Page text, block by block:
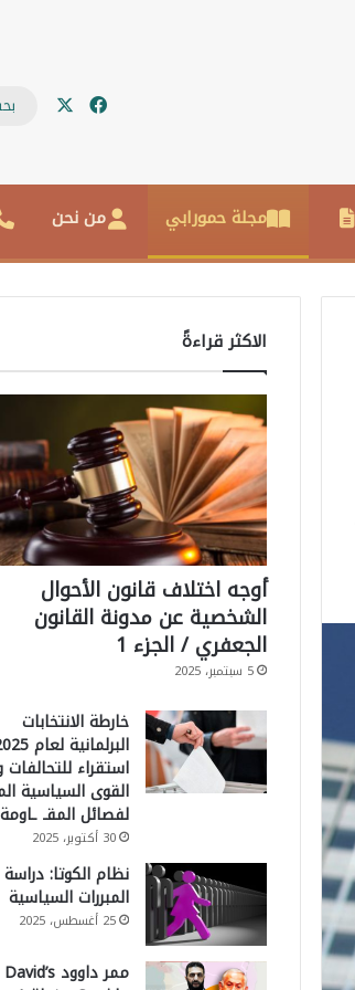
فيسبوك
مجلة حمورابي من نحن
الاكثر قراءةً
أوجه اختلاف قانون الأحوال
الشخصية عن مدونة القانون
الجعفري / الجزء 1
5 سبتمبر، 2025
خارطة الانتخابات
استقراء للتحالفات
القوى السياسية
لفصائل المقـ ـاومة
30 أكتوبر، 2025
نظام الكوتا:
المبررات السياسية
25 أغسطس، 2025
ممر داوود David’s